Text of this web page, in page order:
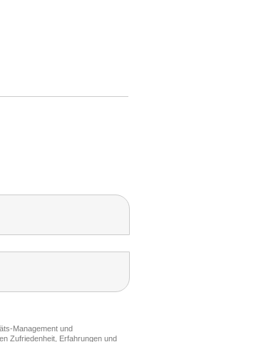
Management und
Zufriedenheit, Erfahrungen und